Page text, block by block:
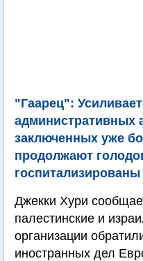
"Гаарец":
административных
заключенных уже
продолжают
госпитализированы
Джекки Хури
палестинские и
организации
иностранных дел